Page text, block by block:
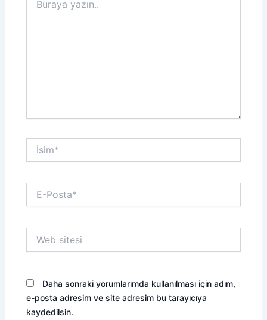
yazın..
İsim*
Posta*
sitesi
Daha sonraki yorumlarımda kullanılması için adım,
e-posta adresim ve site adresim bu tarayıcıya
kaydedilsin.